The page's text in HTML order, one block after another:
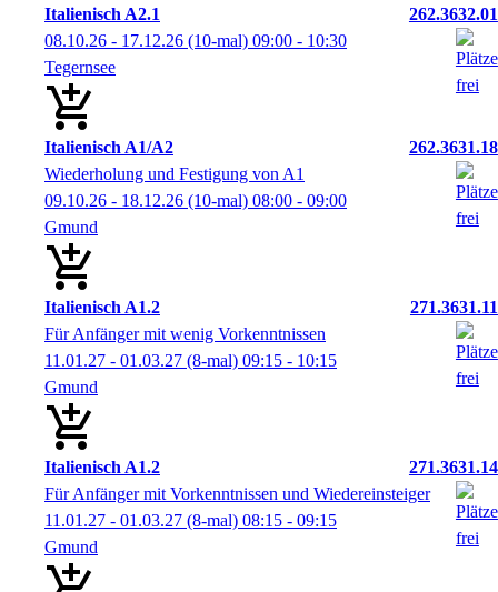
Italienisch A2.1
262.3632.01
08.10.26 - 17.12.26 (10-mal) 09:00 - 10:30
Tegernsee
Italienisch A1/A2
262.3631.18
Wiederholung und Festigung von A1
09.10.26 - 18.12.26 (10-mal) 08:00 - 09:00
Gmund
Italienisch A1.2
271.3631.11
Für Anfänger mit wenig Vorkenntnissen
11.01.27 - 01.03.27 (8-mal) 09:15 - 10:15
Gmund
Italienisch A1.2
271.3631.14
Für Anfänger mit Vorkenntnissen und Wiedereinsteiger
11.01.27 - 01.03.27 (8-mal) 08:15 - 09:15
Gmund